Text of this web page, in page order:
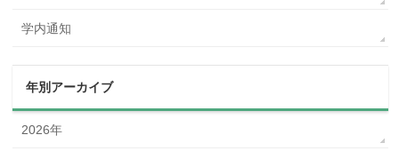
学内通知
年別アーカイブ
2026年